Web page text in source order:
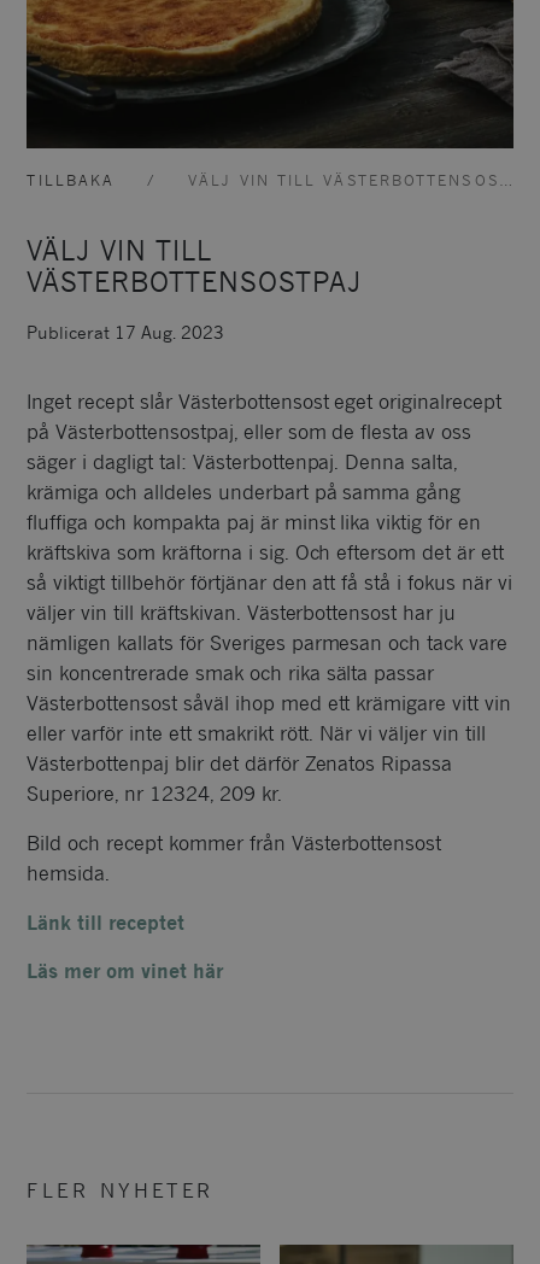
TILLBAKA VÄLJ VIN TILL VÄSTERBOTTENSOSTPAJ
Publicerat 17 Aug. 2023
VÄLJ VIN TILL
VÄSTERBOTTENSOSTPAJ
Inget recept slår Västerbottensost eget originalrecept
på Västerbottensostpaj, eller som de flesta av oss
säger i dagligt tal: Västerbottenpaj. Denna salta,
krämiga och alldeles underbart på samma gång
fluffiga och kompakta paj är minst lika viktig för en
kräftskiva som kräftorna i sig. Och eftersom det är ett
så viktigt tillbehör förtjänar den att få stå i fokus när vi
väljer vin till kräftskivan. Västerbottensost har ju
nämligen kallats för Sveriges parmesan och tack vare
sin koncentrerade smak och rika sälta passar
Västerbottensost såväl ihop med ett krämigare vitt vin
eller varför inte ett smakrikt rött. När vi väljer vin till
Västerbottenpaj blir det därför Zenatos Ripassa
Superiore, nr 12324, 209 kr.
Bild och recept kommer från Västerbottensost
hemsida.
Länk till receptet
Läs mer om vinet här
FLER NYHETER